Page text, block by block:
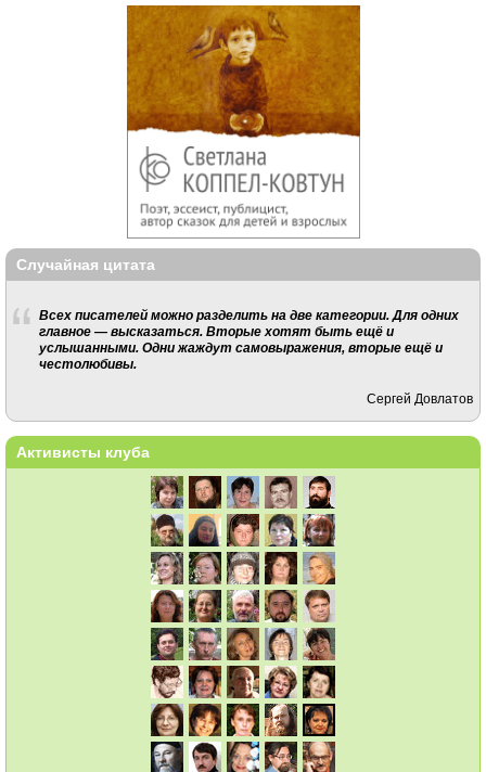
Случайная цитата
Всех писателей можно разделить на две категории. Для одних
главное — высказаться. Вторые хотят быть ещё и
услышанными. Одни жаждут самовыражения, вторые ещё и
честолюбивы.
Сергей Довлатов
Активисты клуба